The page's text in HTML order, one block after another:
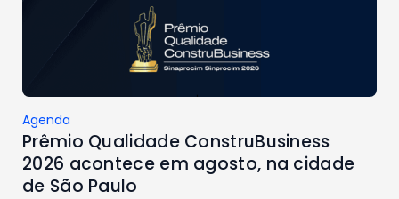
Agenda
Prêmio Qualidade ConstruBusiness
2026 acontece em agosto, na cidade
de São Paulo